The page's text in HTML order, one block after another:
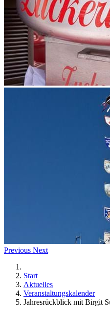
Previous Next
Start
Aktuelles
Veranstaltungskalender
Jahresrückblick mit Birgit